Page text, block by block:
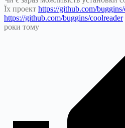
Їх проект https://github.com/
https://github.com/buggins/coolreader
роки тому